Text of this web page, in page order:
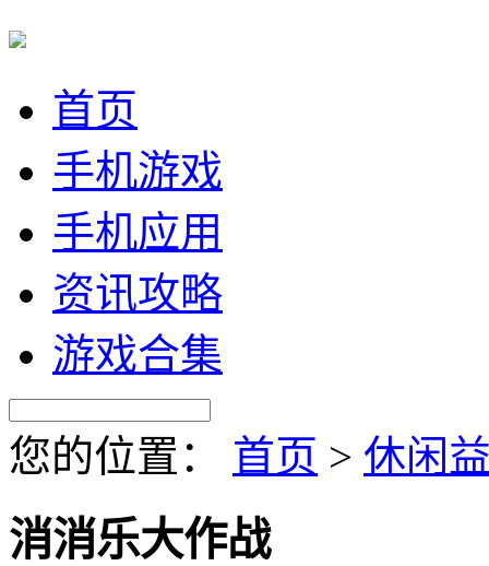
首页
手机游戏
手机应用
资讯攻略
游戏合集
您的位置： 首页 > 休闲
消消乐大作战